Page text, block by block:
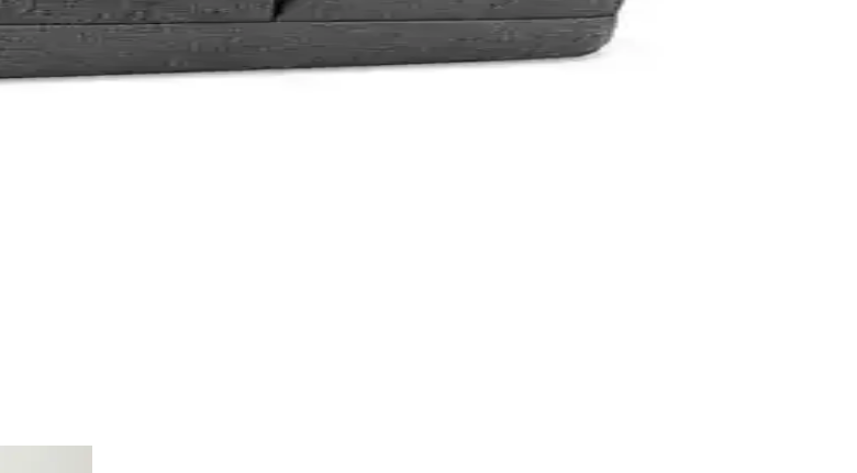
için ideal, dayanıklı, ergonomik ve suya dayanıklı tasarımıyla güvenli taşıma sağlar.
Çantası Karşılaştırması